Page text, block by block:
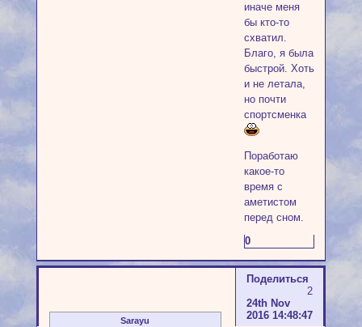
иначе меня
бы кто-то
схватил.
Благо, я была
быстрой. Хоть
и не летала,
но почти
спортсменка
Поработаю
какое-то
время с
аметистом
перед сном.
0
Поделиться
2
24th Nov
2016 14:48:47
Sarayu